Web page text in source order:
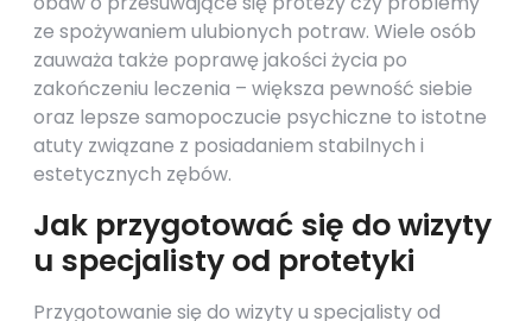
ze spożywaniem ulubionych potraw. Wiele osób
zauważa także poprawę jakości życia po
zakończeniu leczenia – większa pewność siebie
oraz lepsze samopoczucie psychiczne to istotne
atuty związane z posiadaniem stabilnych i
estetycznych zębów.
Jak przygotować się do wizyty
u specjalisty od protetyki
Przygotowanie się do wizyty u specjalisty od